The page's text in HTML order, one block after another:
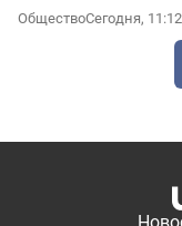
ОбществоСегодня, 11:12